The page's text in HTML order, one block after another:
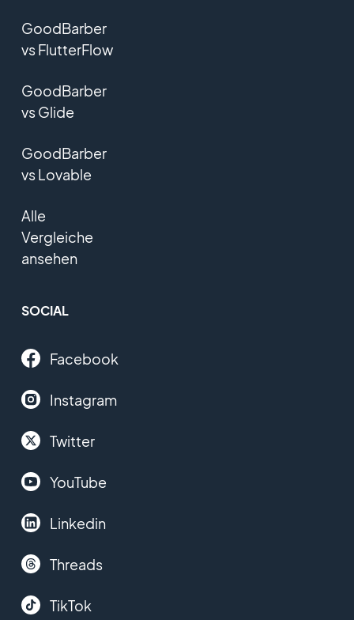
GoodBarber
vs FlutterFlow
GoodBarber
vs Glide
GoodBarber
vs Lovable
Alle
Vergleiche
ansehen
SOCIAL
Facebook
Instagram
Twitter
YouTube
Linkedin
Threads
TikTok